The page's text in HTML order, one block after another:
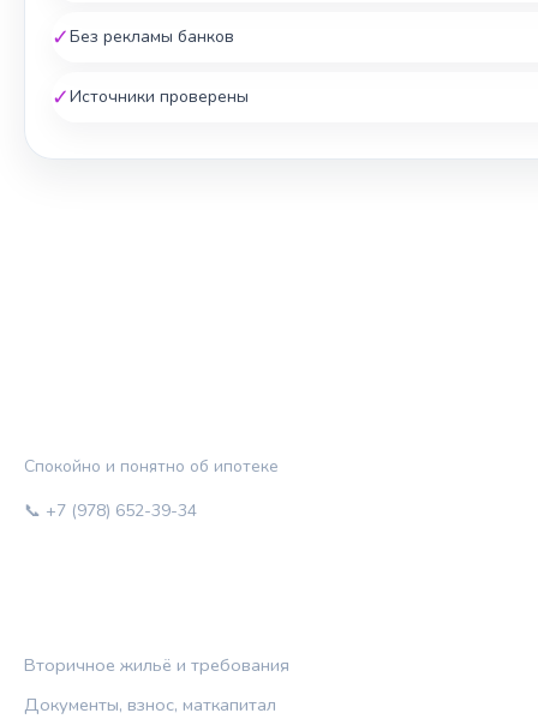
✓Без рекламы банков
✓Источники проверены
Спокойно и понятно об ипотеке
📞 +7 (978) 652-39-34
Вторичное жильё и требования
Документы, взнос, маткапитал